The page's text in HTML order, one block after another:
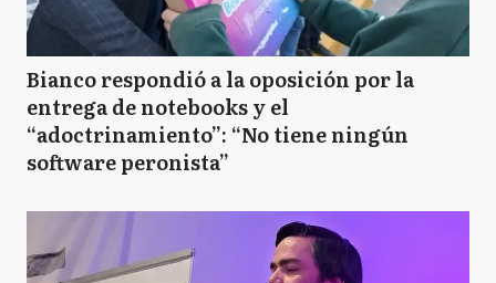
Bianco respondió a la oposición por la
entrega de notebooks y el
“adoctrinamiento”: “No tiene ningún
software peronista”